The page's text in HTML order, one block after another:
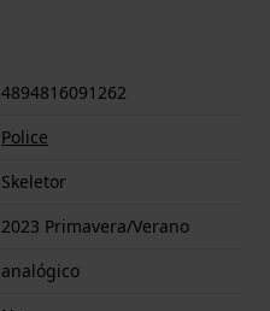
4894816091262
Police
Skeletor
2023 Primavera/Verano
analógico